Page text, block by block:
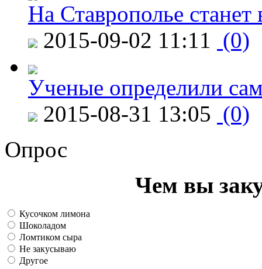
На Ставрополье
2015-09-02 11:11 (0)
Ученые определили
2015-08-31 13:05 (0)
Опрос
Чем вы
Кусочком лимона
Шоколадом
Ломтиком сыра
Не закусываю
Другое